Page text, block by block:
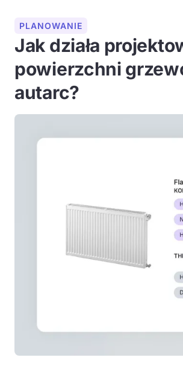
PLANOWANIE
Jak działa
powierzchni
autarc?